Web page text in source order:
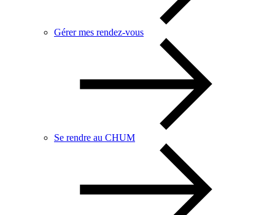
Gérer mes rendez-vous
Se rendre au CHUM